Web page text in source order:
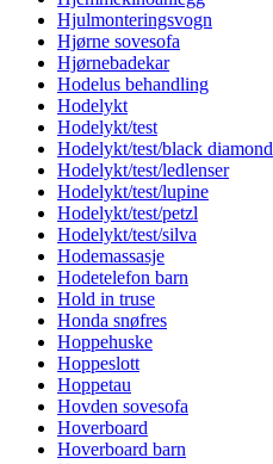
Hjulmonteringsvogn
Hjørne sovesofa
Hjørnebadekar
Hodelus behandling
Hodelykt
Hodelykt/test
Hodelykt/test/black diamond
Hodelykt/test/ledlenser
Hodelykt/test/lupine
Hodelykt/test/petzl
Hodelykt/test/silva
Hodemassasje
Hodetelefon barn
Hold in truse
Honda snøfres
Hoppehuske
Hoppeslott
Hoppetau
Hovden sovesofa
Hoverboard
Hoverboard barn